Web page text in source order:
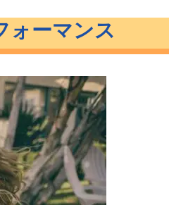
ォーマンス